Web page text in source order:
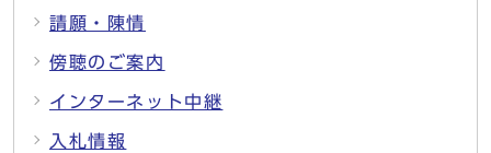
請願・陳情
傍聴のご案内
インターネット中継
入札情報